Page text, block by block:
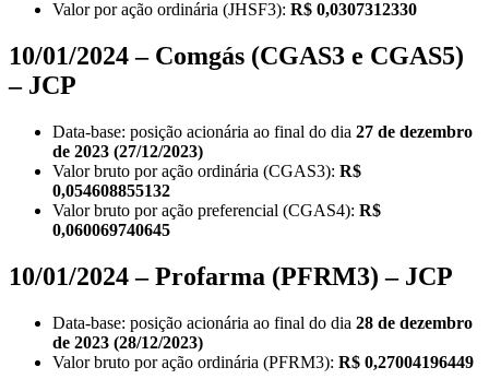
Valor por ação ordinária (JHSF3): R$ 0,0307312330
10/01/2024 – Comgás (CGAS3 e CGAS5)
– JCP
Data-base: posição acionária ao final do dia 27 de dezembro
de 2023 (27/12/2023)
Valor bruto por ação ordinária (CGAS3): R$
0,054608855132
Valor bruto por ação preferencial (CGAS4): R$
0,060069740645
10/01/2024 – Profarma (PFRM3) – JCP
Data-base: posição acionária ao final do dia 28 de dezembro
de 2023 (28/12/2023)
Valor bruto por ação ordinária (PFRM3): R$ 0,27004196449